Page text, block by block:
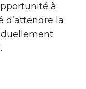
à
d’attendre la